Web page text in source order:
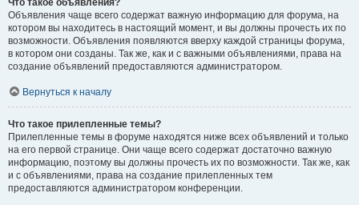
Что такое объявления?
Объявления чаще всего содержат важную информацию для форума, на
котором вы находитесь в настоящий момент, и вы должны прочесть их по
возможности. Объявления появляются вверху каждой страницы форума,
в котором они созданы. Так же, как и с важными объявлениями, права на
создание объявлений предоставляются администратором.
Вернуться к началу
Что такое прилепленные темы?
Прилепленные темы в форуме находятся ниже всех объявлений и только
на его первой странице. Они чаще всего содержат достаточно важную
информацию, поэтому вы должны прочесть их по возможности. Так же, как
и с объявлениями, права на создание прилепленных тем
предоставляются администратором конференции.